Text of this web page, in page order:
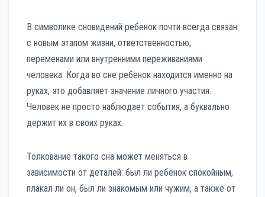
В символике сновидений ребенок почти всегда связан
с новым этапом жизни, ответственностью,
переменами или внутренними переживаниями
человека. Когда во сне ребенок находится именно на
руках, это добавляет значение личного участия.
Человек не просто наблюдает события, а буквально
держит их в своих руках.
Толкование такого сна может меняться в
зависимости от деталей: был ли ребенок спокойным,
плакал ли он, был ли знакомым или чужим, а также от